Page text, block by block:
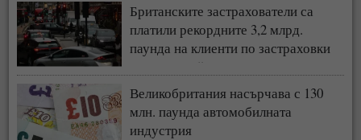
Британските застрахователи са
платили рекордните 3,2 млрд.
паунда на клиенти по застраховки
„Автокаско“ и „Гражданска
отговорност“
Великобритания насърчава с 130
млн. паунда автомобилната
индустрия